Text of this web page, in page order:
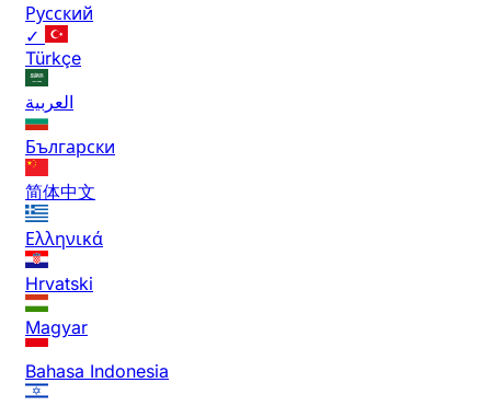
Русский
✓
Türkçe
العربية
Български
简体中文
Ελληνικά
Hrvatski
Magyar
Bahasa Indonesia